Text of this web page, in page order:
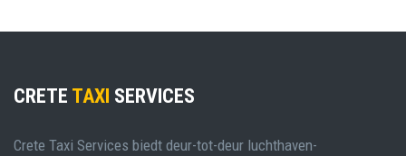
CRETE TAXI SERVICES
Crete Taxi Services biedt deur-tot-deur luchthaven-